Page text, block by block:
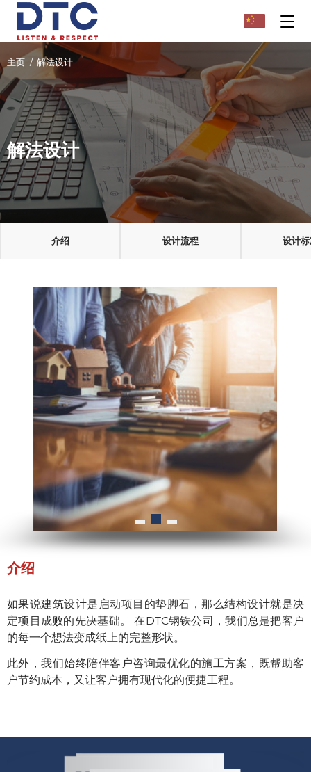
主页 解法设计
解法设计
介绍 设计流程 设计
介绍
如果说建筑设计是启动项目的垫脚石，那么结构设计就是决
定项目成败的先决基础。 在DTC钢铁公司，我们总是把客户
的每一个想法变成纸上的完整形状。
此外，我们始终陪伴客户咨询最优化的施工方案，既帮助客
户节约成本，又让客户拥有现代化的便捷工程。